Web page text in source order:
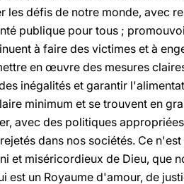
les défis de notre monde, avec
publique pour tous ;
à faire des victimes et à
en œuvre des mesures
inégalités et garantir
minimum et se trouvent en
avec des politiques
dans nos sociétés. Ce
et miséricordieux de Dieu, que
est un Royaume d'amour, de